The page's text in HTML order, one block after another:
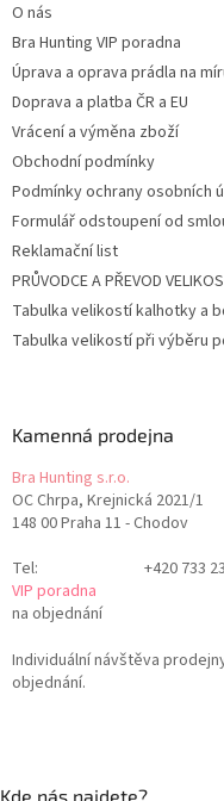
O nás
Bra Hunting VIP poradna
Úprava a oprava prádla na
Doprava a platba ČR a EU
Vrácení a výměna zboží
Obchodní podmínky
Podmínky ochrany osobních
Formulář odstoupení od
Reklamační list
PRŮVODCE A PŘEVOD
Tabulka velikostí kalhotky a
Tabulka velikostí při výběru
Kamenná prodejna
Bra Hunting s.r.o.
OC Chrpa, Krejnická 2021/1
148 00 Praha 11 - Chodov
Tel:
+420 733
VIP poradna
na objednání
Individuální návštěva
objednání.
Kde nás najdete?